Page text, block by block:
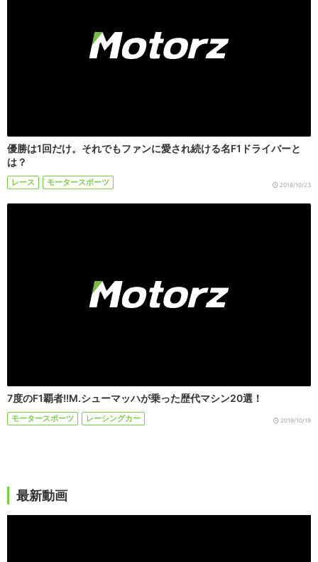
優勝は1回だけ。それでもファンに愛され続ける名F1ドライバーと
は？
レース モータースポーツ 2018/10/23
7度のF1覇者!!M.シューマッハが乗った歴代マシン20選！
モータースポーツ レーシングカー 2019/10/19
最新動画